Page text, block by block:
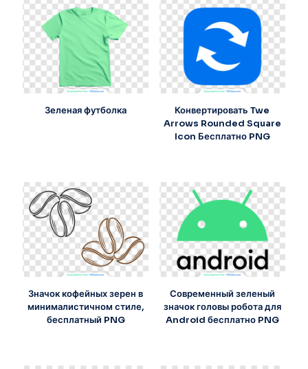
Зеленая футболка
Конвертировать Twe
Arrows Rounded Square
Icon Бесплатно PNG
Значок кофейных зерен в
минималистичном стиле,
бесплатный PNG
Современный зеленый
значок головы робота для
Android бесплатно PNG